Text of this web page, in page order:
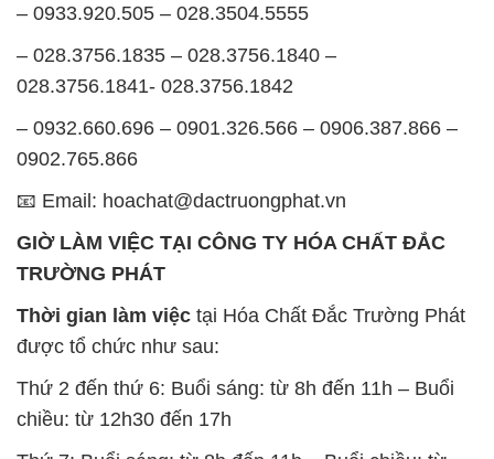
0902.765.866
📧 Email: hoachat@dactruongphat.vn
TRƯỜNG PHÁT
được tổ chức như sau:
Thứ 2 đến thứ 6: Buổi sáng: từ 8h đến 11h – Buổi
chiều: từ 12h30 đến 17h
Thứ 7: Buổi sáng: từ 8h đến 11h – Buổi chiều: từ
12h30 đến 16h
Chủ nhật: Nghỉ chủ nhật hàng tuần